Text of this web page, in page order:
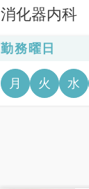
消化器内科
勤務曜日
月 火 水